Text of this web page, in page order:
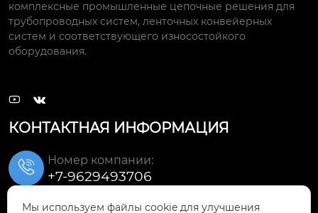
комплексные промышленные цепочные решения для
трубопроводных систем, ленточных конвейерных
систем и соответствующего износостойкого
оборудования.
 
КОНТАКТНАЯ ИНФОРМАЦИЯ
 Номер компании:
+7-9629493706
Электронная почта:
Мы используем файлы cookie для улучшения